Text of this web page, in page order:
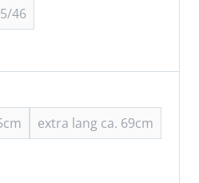
46
extra lang ca. 69cm